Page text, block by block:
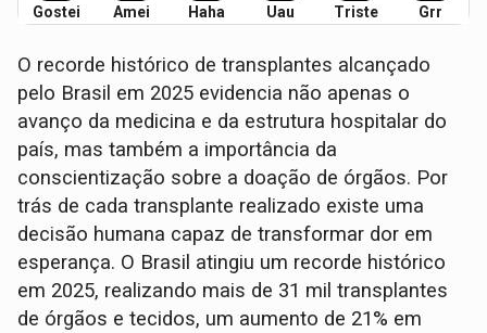
Gostei Amei Haha Uau Triste Grr
O recorde histórico de transplantes alcançado
pelo Brasil em 2025 evidencia não apenas o
avanço da medicina e da estrutura hospitalar do
país, mas também a importância da
conscientização sobre a doação de órgãos. Por
trás de cada transplante realizado existe uma
decisão humana capaz de transformar dor em
esperança. O Brasil atingiu um recorde histórico
em 2025, realizando mais de 31 mil transplantes
de órgãos e tecidos, um aumento de 21% em